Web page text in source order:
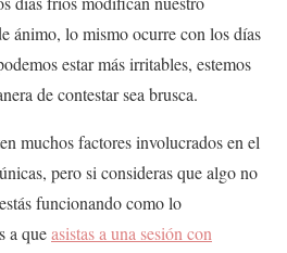
ánimo, lo mismo ocurre con los días
estar más irritables, estemos
de contestar sea brusca.
muchos factores involucrados en el
pero si consideras que algo no
funcionando como lo
a queasistas a una sesión con